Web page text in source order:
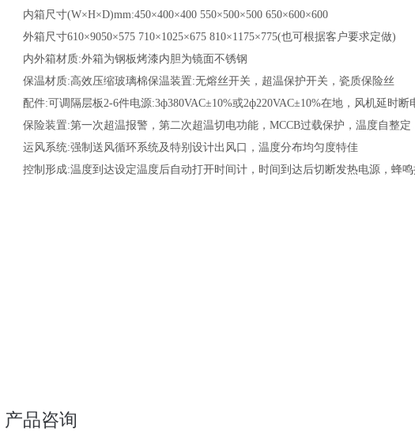
内箱尺寸(W×H×D)mm:450×400×400 550×500×500 650×600×600
外箱尺寸610×9050×575 710×1025×675 810×1175×775(也可根据客户要求定做)
内外箱材质:外箱为钢板烤漆内胆为镜面不锈钢
保温材质:高效压缩玻璃棉保温装置:无熔丝开关，超温保护开关，瓷质保险丝
配件:可调隔层板2-6件电源:3ф380VAC±10%或2ф220VAC±10%在地，风机延时
保险装置:第一次超温报警，第二次超温切电功能，MCCB过载保护，温度自整
运风系统:强制送风循环系统及特别设计出风口，温度分布均匀度特佳
控制形成:温度到达设定温度后自动打开时间计，时间到达后切断发热电源，蜂
产品咨询